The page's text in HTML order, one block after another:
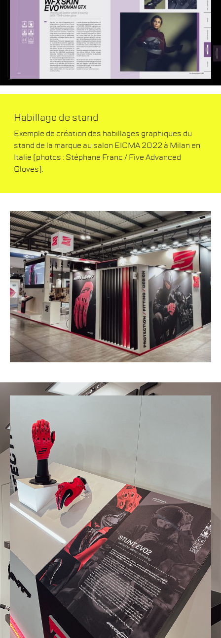
Habillage de stand
Exemple de création des habillages graphiques du
stand de la marque au salon EICMA 2022 à Milan en
Italie (photos : Stéphane Franc / Five Advanced
Gloves).